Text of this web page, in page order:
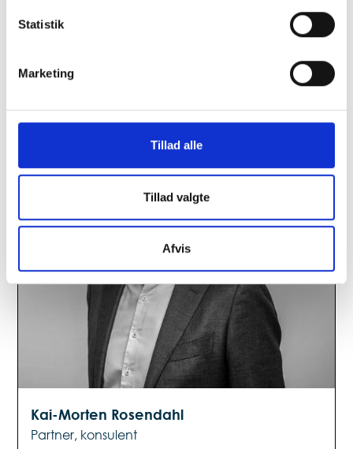
Statistik
Marketing
Tillad alle
Tillad valgte
Afvis
claus.grunnet-jensen@hnco.dk
Kai-Morten Rosendahl
Partner, konsulent